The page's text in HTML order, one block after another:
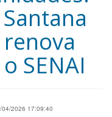
SENAI
04/2026 17:09:40